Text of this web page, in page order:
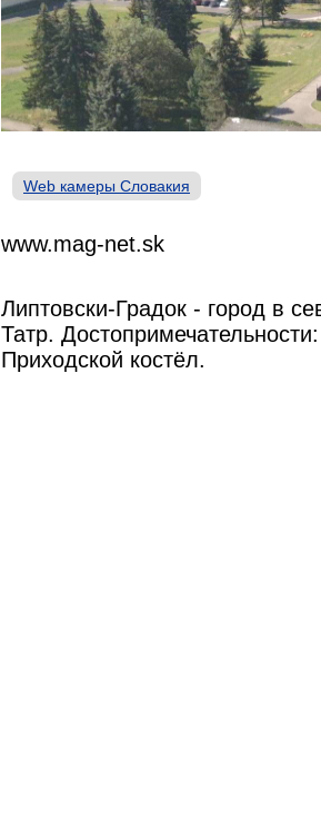
Web камеры Словакия
www.mag-net.sk
Липтовски-Градок - город в
Татр.
Приходской костёл.